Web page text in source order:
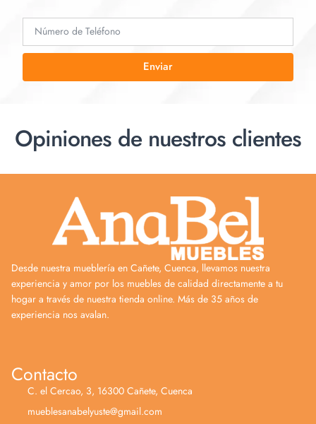
Enviar
Opiniones de nuestros clientes
Desde nuestra mueblería en Cañete, Cuenca, llevamos nuestra
experiencia y amor por los muebles de calidad directamente a tu
hogar a través de nuestra tienda online. Más de 35 años de
experiencia nos avalan.
Contacto
C. el Cercao, 3, 16300 Cañete, Cuenca
mueblesanabelyuste@gmail.com